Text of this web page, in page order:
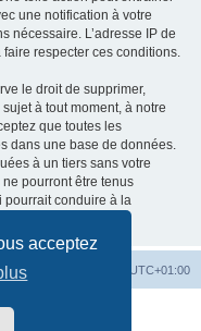
acceptez
une notification à votre
nécessaire. L’adresse IP de
respecter ces conditions.
le droit de supprimer,
à tout moment, à notre
que toutes les
dans une base de données.
à un tiers sans votre
pourront être tenus
pourrait conduire à la
UTC+01:00
© phpBB Limited